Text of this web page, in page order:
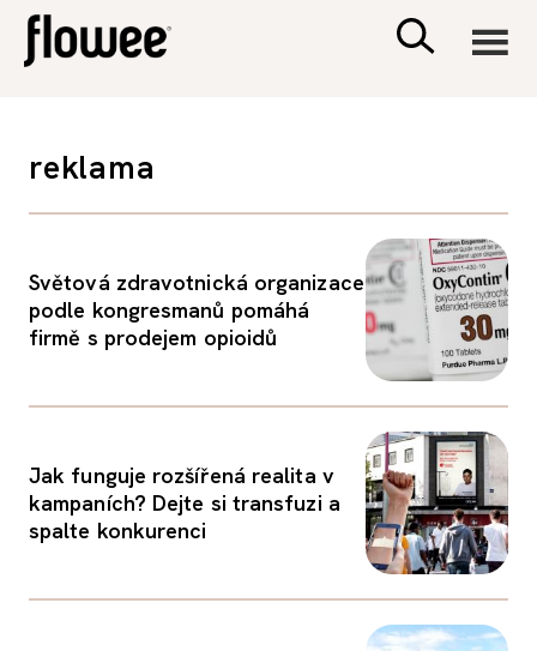
PSYCHOLOGIE
RODINA A DĚTI
PORADNA
reklama
Světová zdravotnická organizace
podle kongresmanů pomáhá
firmě s prodejem opioidů
Jak funguje rozšířená realita v
kampaních? Dejte si transfuzi a
spalte konkurenci